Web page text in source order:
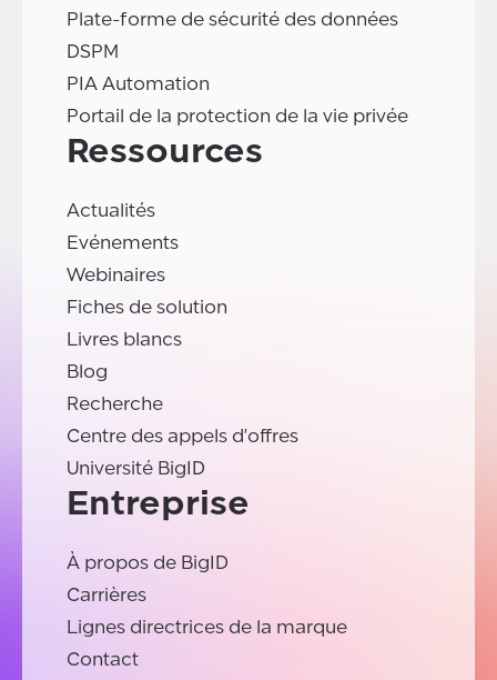
Plate-forme de sécurité des données
DSPM
PIA Automation
Portail de la protection de la vie privée
Ressources
Actualités
Evénements
Webinaires
Fiches de solution
Livres blancs
Blog
Recherche
Centre des appels d'offres
Université BigID
Entreprise
À propos de BigID
Carrières
Lignes directrices de la marque
Contact